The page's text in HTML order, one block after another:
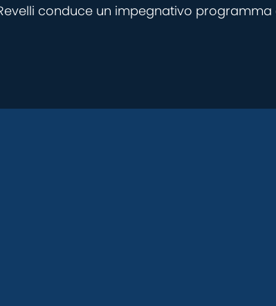
conduce un impegnativo